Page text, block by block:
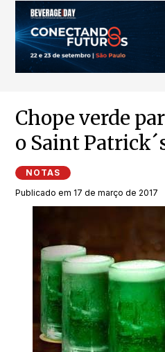
Chope verde
o Saint
NOTAS
Publicado em 17 de março de 2017